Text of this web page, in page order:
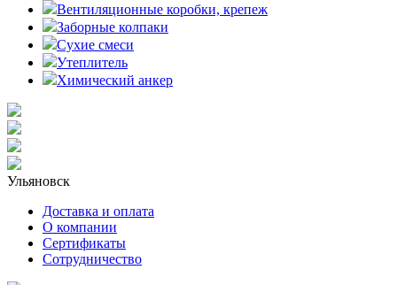
Вентиляционные коробки, крепеж
Заборные колпаки
Сухие смеси
Утеплитель
Химический анкер
Ульяновск
Доставка и оплата
О компании
Сертификаты
Сотрудничество